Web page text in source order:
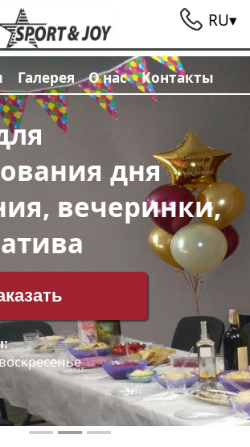
RU▾
Галерея О нас Контакты
дня
вечеринки,